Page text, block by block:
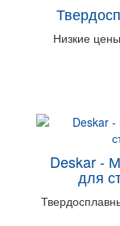
Низкие
Deskar -
для